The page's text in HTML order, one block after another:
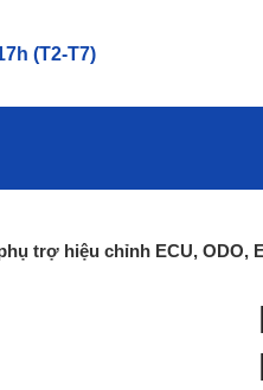
(T2-T7)
trợ hiệu chỉnh ECU, ODO,